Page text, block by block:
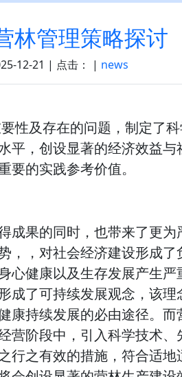
林管理策略探讨
12-21 | 点击： | news
性及存在的问题，制定了科
平，创设显著的经济效益
要的实践参考价值。
成果的同时，也带来了更为
，，对社会经济建设形成
心健康以及生存发展产生严
成了可持续发展观念，该
康持续发展的必由途径。
营阶段中，引入科学技术
行之有效的措施，符合适